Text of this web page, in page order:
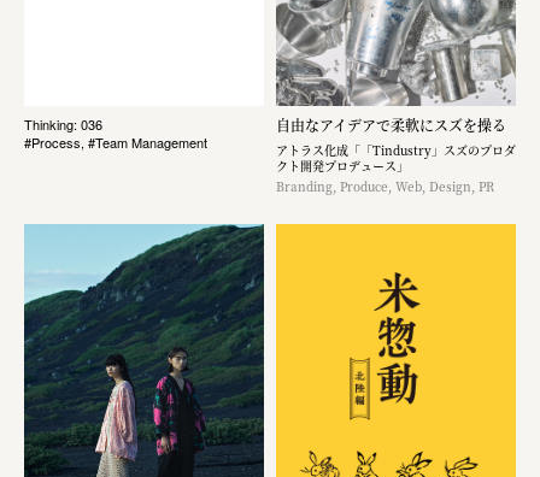
Thinking: 036
#Process, #Team Management
自由なアイデアで柔軟にスズを操る
アトラス化成「「Tindustry」スズのプロダ
クト開発プロデュース」
Branding, Produce, Web, Design, PR